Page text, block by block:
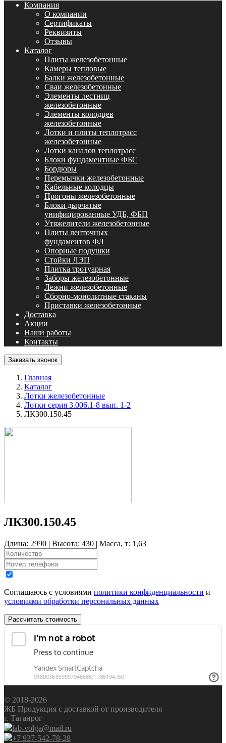
Компания
О компании
Сертификаты
Реквизиты
Отзывы
Каталог
Плиты железобетонные
Камеры тепловые
Балки железобетонные
Сваи железобетонные
Элементы лестниц
железобетонные
Элементы колодцев
железобетонные
Лотки и плиты теплотрасс
железобетонные
Лотки каналов теплотрасс
Блоки фундаментные ФБС
Бордюры
Перемычки железобетонные
Кабельные колодцы
Прогоны железобетонные
Блоки дырчатые
унифицированные УДБ, ФБП
Утяжелители железобетонные
Плиты ленточных
фундаментов ФЛ
Опорные подушки
Стойки ЛЭП
Плитка тротуарная
Заборы железобетонные
Лежни железобетонные
Сборно-монолитные стаканы
Приставки железобетонные
Доставка
Акции
Наши работы
Контакты
Заказать звонок
Главная
Каталог
Лотки железобетонные
Лотки серия 3.006.1-8 вып. 1-2
ЛК300.150.45
ЛК300.150.45
Длина: 2990 | Высота: 430 | Масса, т: 1,63
Соглашаюсь с условиями политики конфиденциальности и
условиями обработки персональных данных
Рассчитать стоимость
© 2018-2026
ЖБ Продукция с доставкой от производителя
г. Таганрог
lab-volga@mail.ru
+7 937-542-78-28